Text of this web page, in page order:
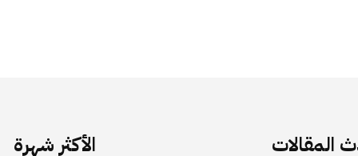
الأكثر شهرة المقالات